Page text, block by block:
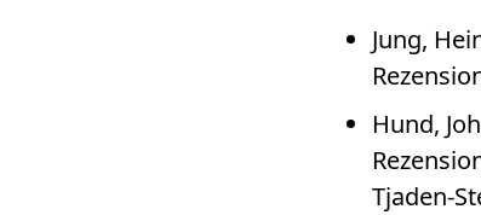
Jung,
Hund,
Tjaden-